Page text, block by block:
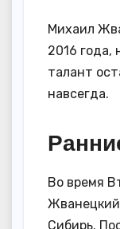
Михаил
2016 года,
талант
навсегда.
Во время
Жванецкий
Сибирь.